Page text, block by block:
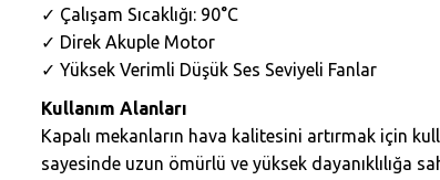
✓ Çalışam Sıcaklığı: 90°C
✓ Direk Akuple Motor
✓ Yüksek Verimli Düşük Ses Seviyeli Fanlar
Kullanım Alanları
Kapalı mekanların hava kalitesini artırmak için
sayesinde uzun ömürlü ve yüksek dayanıklılığa